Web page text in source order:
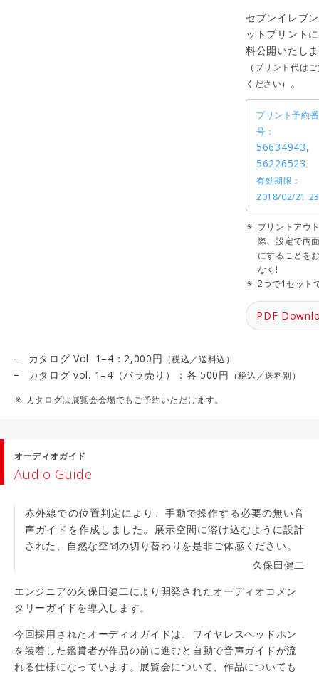
セブンイレブ
ットプリント
料公開いたし
（プリント代は
ください） 。
プリント予約番
号：
56634943,
56226523
有効期限：
2018/02/21
プリントアウ
際、設定で両
にすることを
なく!
2つで1セット
PDF
カタログ Vol. 1–4：2,000円 （税込／送料込）
カタログ vol. 1–4（バラ売り）：各 500円 （税込／送料別）
カタログは展覧会会場でもご予約いただけます。
オーディオガイド
Audio Guide
赤外線での位置判定により、手動で操作する必要の無い音
声ガイドを作成しました。展示空間に溶け込むように設計
された、自然な空間の切り替わりを是非ご体感ください。
久保田健二
エンジニアの久保田健二により開発されたオーディオコメン
タリーガイドを導入します。
今回採用されたオーディオガイドは、ワイヤレスヘッドホン
を装着した鑑賞者が作品の前に進むと自動で音声ガイドが流
れる仕様になっています。展覧会について、作品についても